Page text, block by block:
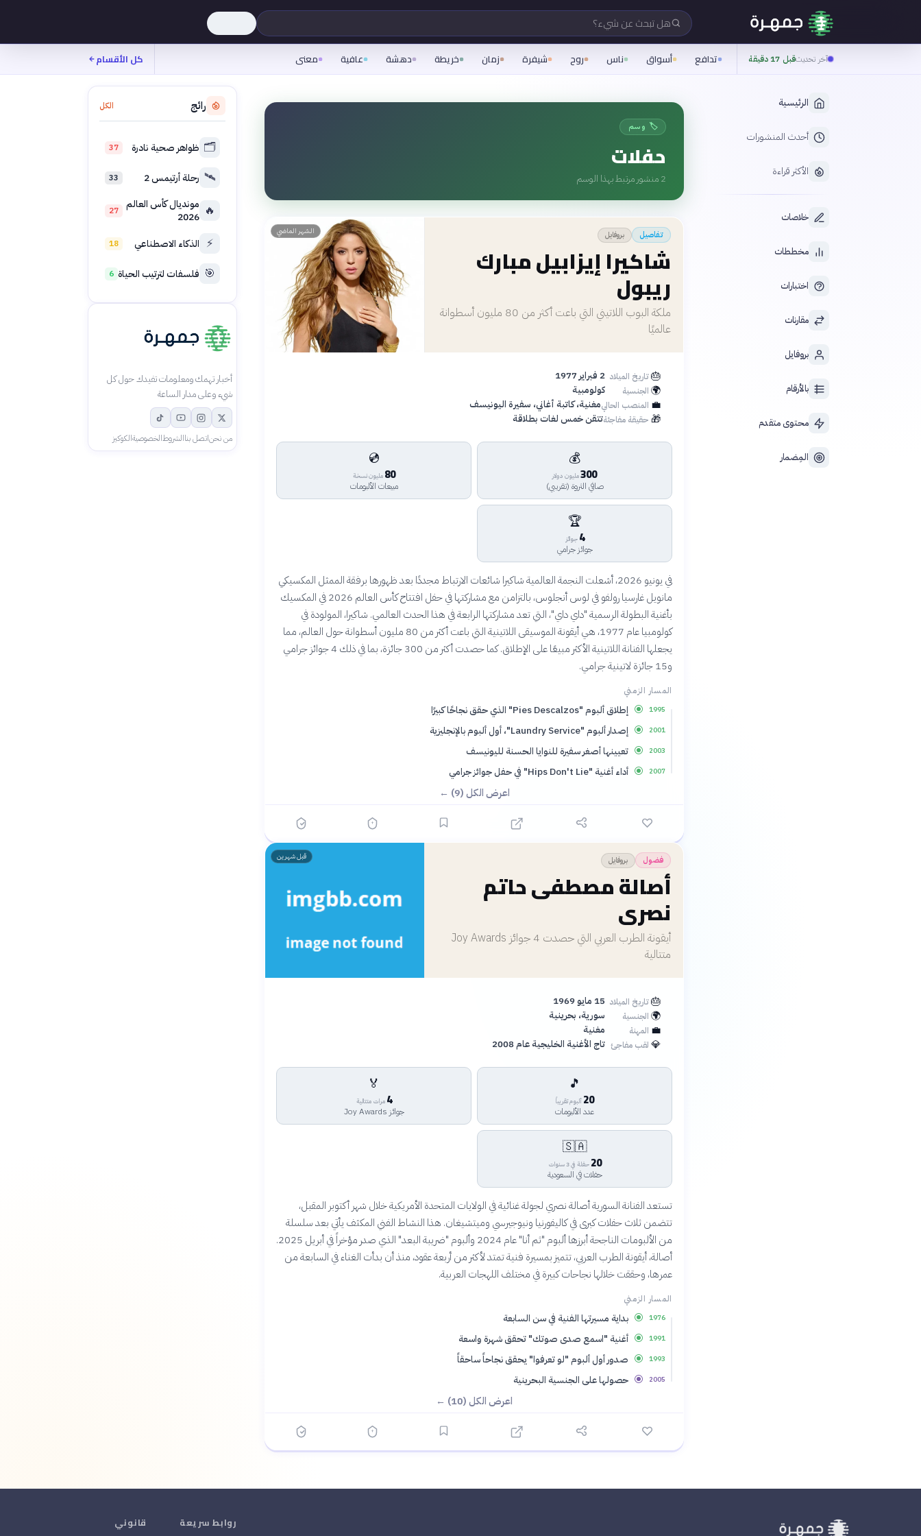
هل تبحث عن شيء؟
آخر تحديثقبل 17 دقيقة تدافع أسواق ناس روح شيفرة زمان خريطة دهشة عافية معنى كل الأقسام
الرئيسية
أحدث المنشورات
الأكثر قراءة
خلاصات
مخططات
اختبارات
مقارنات
بروفايل
بالأرقام
محتوى متقدم
المِضمار
🏷️ وسم
حفلات
2 منشور مرتبط بهذا الوسم
تفاصيل بروفايل
شاكيرا إيزابيل مبارك
ريبول
ملكة البوب اللاتيني التي باعت أكثر من 80 مليون أسطوانة
عالميًا
الشهر الماضي 👤
🎂تاريخ الميلاد 2 فبراير 1977
🌍 الجنسية كولومبية
💼 المنصب الحاليمغنية، كاتبة أغاني، سفيرة اليونيسف
🎁 حقيقة مفاجئةتتقن خمس لغات بطلاقة
💰
300مليون دولار
صافي الثروة (تقريبي)
💿
80 مليون نسخة
مبيعات الألبومات
🏆
4 جوائز
جوائز جرامي
في يونيو 2026، أشعلت النجمة العالمية شاكيرا شائعات الارتباط مجددًا بعد ظهورها برفقة الممثل المكسيكي
مانويل غارسيا رولفو في لوس أنجلوس، بالتزامن مع مشاركتها في حفل افتتاح كأس العالم 2026 في المكسيك
بأغنية البطولة الرسمية "داي داي"، التي تعد مشاركتها الرابعة في هذا الحدث العالمي. شاكيرا، المولودة في
كولومبيا عام 1977، هي أيقونة الموسيقى اللاتينية التي باعت أكثر من 80 مليون أسطوانة حول العالم، مما
يجعلها الفنانة اللاتينية الأكثر مبيعًا على الإطلاق. كما حصدت أكثر من 300 جائزة، بما في ذلك 4 جوائز جرامي
و15 جائزة لاتينية جرامي.
المسار الزمني
1995 إطلاق ألبوم "Pies Descalzos" الذي حقق نجاحًا كبيرًا
2001 إصدار ألبوم "Laundry Service"، أول ألبوم بالإنجليزية
2003 تعيينها أصغر سفيرة للنوايا الحسنة لليونيسف
2007 أداء أغنية "Hips Don't Lie" في حفل جوائز جرامي
اعرض الكل (9) ←
فضول بروفايل
أصالة مصطفى حاتم
نصري
أيقونة الطرب العربي التي حصدت 4 جوائز Joy Awards
متتالية
قبل شهرين 👤
🎂تاريخ الميلاد 15 مايو 1969
🌍 الجنسية سورية، بحرينية
💼 المهنة مغنية
💎 لقب مفاجئ تاج الأغنية الخليجية عام 2008
🎵
20 ألبوم تقريباً
عدد الألبومات
🏅
4 مرات متتالية
جوائز Joy Awards
🇸🇦
20 حفلة في 3 سنوات
حفلات في السعودية
تستعد الفنانة السورية أصالة نصري لجولة غنائية في الولايات المتحدة الأمريكية خلال شهر أكتوبر المقبل،
تتضمن ثلاث حفلات كبرى في كاليفورنيا ونيوجيرسي وميتشيغان. هذا النشاط الفني المكثف يأتي بعد سلسلة
من الألبومات الناجحة أبرزها ألبوم "ثم أنا" عام 2024 وألبوم "ضريبة البعد" الذي صدر مؤخراً في أبريل 2025.
أصالة، أيقونة الطرب العربي، تتميز بمسيرة فنية تمتد لأكثر من أربعة عقود، منذ أن بدأت الغناء في السابعة من
عمرها، وحققت خلالها نجاحات كبيرة في مختلف اللهجات العربية.
المسار الزمني
1976 بداية مسيرتها الفنية في سن السابعة
1991 أغنية "اسمع صدى صوتك" تحقق شهرة واسعة
1993 صدور أول ألبوم "لو تعرفوا" يحقق نجاحاً ساحقاً
2005 حصولها على الجنسية البحرينية
اعرض الكل (10) ←
رائج الكل
🗂️ ظواهر صحية نادرة 37
🛰️ رحلة أرتيمس 2 33
🔥 مونديال كأس العالم
2026
27
⚡ الذكاء الاصطناعي 18
🎯 فلسفات لترتيب الحياة 6
أخبار تهمك ومعلومات تفيدك حول كل
شيء وعلى مدار الساعة
من نحناتصل بناالشروطالخصوصيةالكوكيز
روابط سريعة قانوني